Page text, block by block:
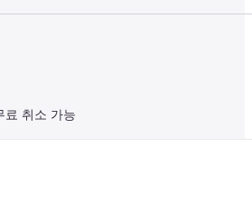
고가 비치되어 있어 집처럼 편안하게 머무
함께 설치되어 있으며, 무료 세면용품과
이용에도 적합합니다.
료 취소 가능